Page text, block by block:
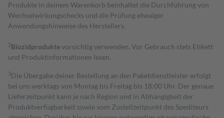
Produkte in deinem Warenkorb beinhaltet die Durchführung von
Wechselwirkungschecks und die Prüfung etwaiger
Anwendungshinweise des Herstellers.
2Biozidproduktevorsichtig verwenden. Vor Gebrauch stets Etikett
und Produktinformationen lesen.
3Die Übergabe deiner Bestellung an den Paketdienstleister erfolgt
bei uns werktags von Montag bis Freitag bis 18:00 Uhr. Der genaue
Lieferzeitpunkt kann je nach Region und in Abhängigkeit der
Produktverfügbarkeit sowie vom Zustellzeitpunkt des Spediteurs